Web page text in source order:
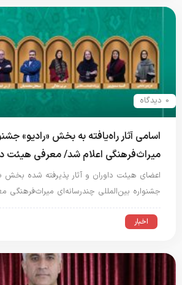
0 دیدگاه
اسامی آثار راه‌یافته به بخش «رادیو»
میراث‌فرهنگی اعلام شد/ معرفی هیئت
اعضای هیئت داوران و آثار پذیرفته شده بخش
جشنواره بین‌المللی چندرسانه‌ای میراث‌فرهنگی
اخبار